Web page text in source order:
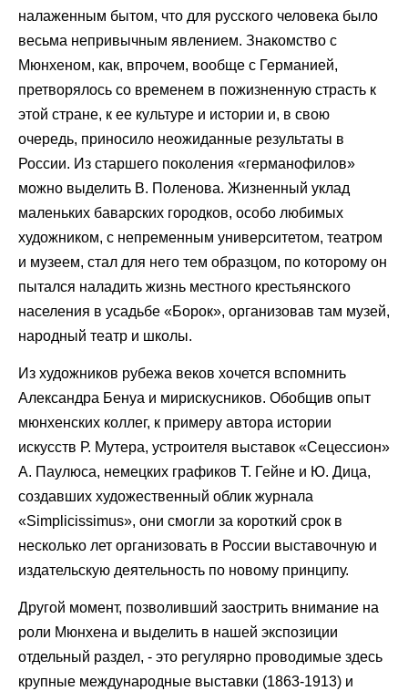
налаженным бытом, что для русского человека было
весьма непривычным явлением. Знакомство с
Мюнхеном, как, впрочем, вообще с Германией,
претворялось со временем в пожизненную страсть к
этой стране, к ее культуре и истории и, в свою
очередь, приносило неожиданные результаты в
России. Из старшего поколения «германофилов»
можно выделить В. Поленова. Жизненный уклад
маленьких баварских городков, особо любимых
художником, с непременным университетом, театром
и музеем, стал для него тем образцом, по которому он
пытался наладить жизнь местного крестьянского
населения в усадьбе «Борок», организовав там музей,
народный театр и школы.
Из художников рубежа веков хочется вспомнить
Александра Бенуа и мирискусников. Обобщив опыт
мюнхенских коллег, к примеру автора истории
искусств Р. Мутера, устроителя выставок «Сецессион»
А. Паулюса, немецких графиков Т. Гейне и Ю. Дица,
создавших художественный облик журнала
«Simplicissimus», они смогли за короткий срок в
несколько лет организовать в России выставочную и
издательскую деятельность по новому принципу.
Другой момент, позволивший заострить внимание на
роли Мюнхена и выделить в нашей экспозиции
отдельный раздел, - это регулярно проводимые здесь
крупные международные выставки (1863-1913) и